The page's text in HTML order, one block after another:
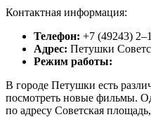
Контактная информация:
Телефон: +7 (49243)
Адрес: Петушки
Режим работы:
В городе Петушки есть
посмотреть новые фильмы.
по адресу Советская